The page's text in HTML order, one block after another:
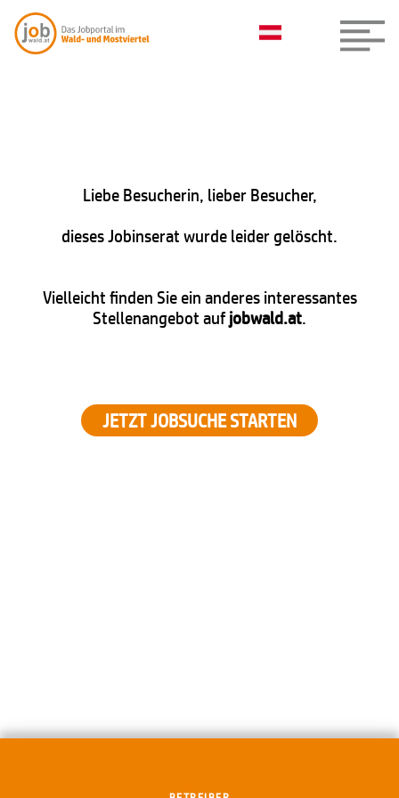
Liebe Besucherin, lieber Besucher,
dieses Jobinserat wurde leider gelöscht.
Vielleicht finden Sie ein anderes interessantes
Stellenangebot aufjobwald.at.
JETZT JOBSUCHE STARTEN